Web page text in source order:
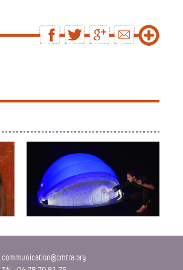
communication@cmtra.org